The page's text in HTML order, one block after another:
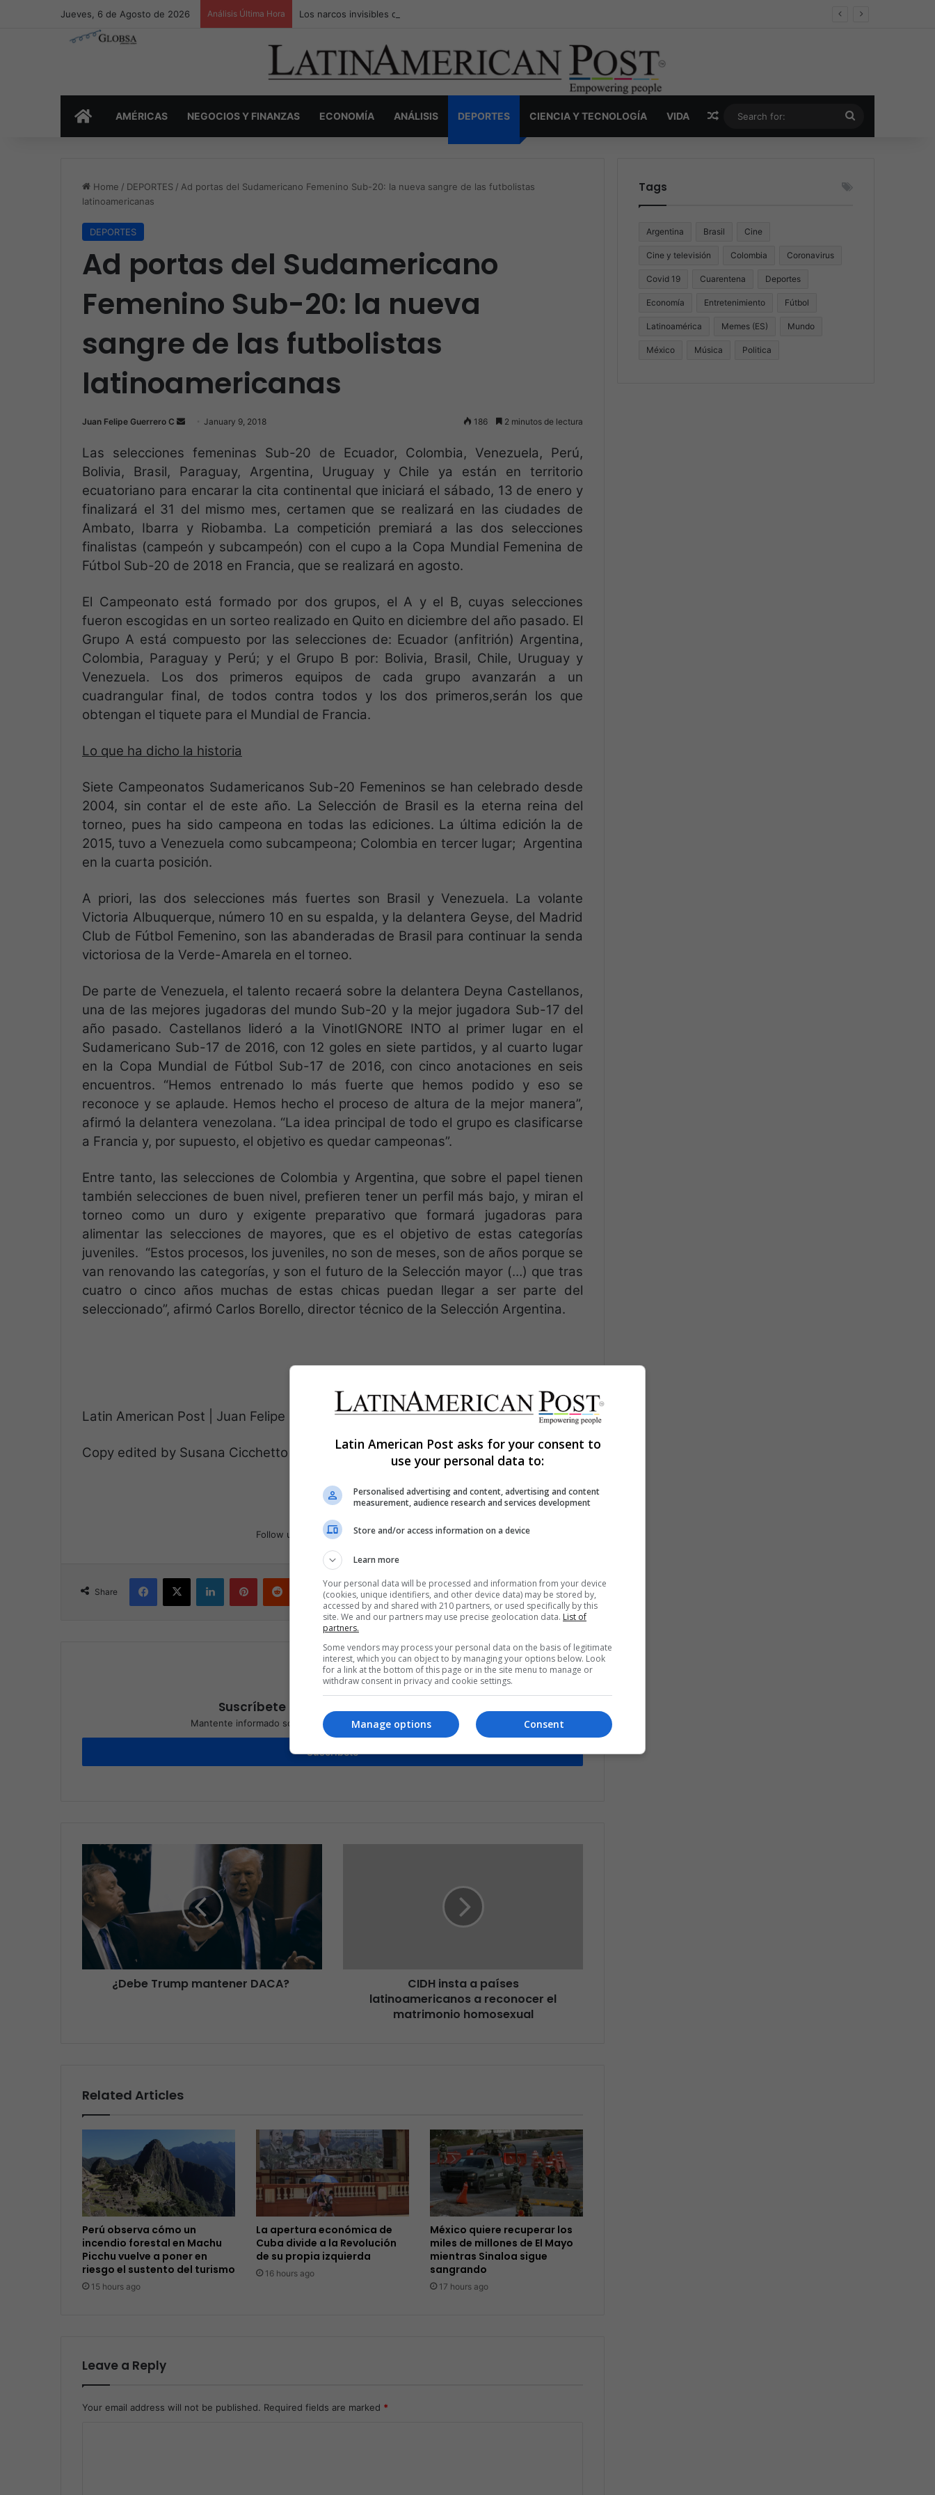
Jueves, 6 de Agosto de 2026 Análisis Última Hora Los narcos invisibles de Colombia: la guerra secreta por la verdad, el poder y la nueva economía de la droga
INICIOAMÉRICAS NEGOCIOS Y FINANZAS ECONOMÍA ANÁLISIS DEPORTES CIENCIA Y TECNOLOGÍA VIDA Random Article
for:
Home / DEPORTES / Ad portas del Sudamericano Femenino Sub-20: la nueva sangre de las futbolistas
latinoamericanas
DEPORTES
Ad portas del Sudamericano
Femenino Sub-20: la nueva
sangre de las futbolistas
latinoamericanas
Juan Felipe Guerrero C
d
a
n
m
i
January 9, 2018 186 2 minutos de lectura
Las selecciones femeninas Sub-20 de Ecuador, Colombia, Venezuela, Perú,
Bolivia, Brasil, Paraguay, Argentina, Uruguay y Chile ya están en territorio
ecuatoriano para encarar la cita continental que iniciará el sábado, 13 de enero y
finalizará el 31 del mismo mes, certamen que se realizará en las ciudades de
Ambato, Ibarra y Riobamba. La competición premiará a las dos selecciones
finalistas (campeón y subcampeón) con el cupo a la Copa Mundial Femenina de
Fútbol Sub-20 de 2018 en Francia, que se realizará en agosto.
El Campeonato está formado por dos grupos, el A y el B, cuyas selecciones
fueron escogidas en un sorteo realizado en Quito en diciembre del año pasado. El
Grupo A está compuesto por las selecciones de: Ecuador (anfitrión) Argentina,
Colombia, Paraguay y Perú; y el Grupo B por: Bolivia, Brasil, Chile, Uruguay y
Venezuela. Los dos primeros equipos de cada grupo avanzarán a un
cuadrangular final, de todos contra todos y los dos primeros,serán los que
obtengan el tiquete para el Mundial de Francia.
Lo que ha dicho la historia
Siete Campeonatos Sudamericanos Sub-20 Femeninos se han celebrado desde
2004, sin contar el de este año. La Selección de Brasil es la eterna reina del
torneo, pues ha sido campeona en todas las ediciones. La última edición la de
2015, tuvo a Venezuela como subcampeona; Colombia en tercer lugar; Argentina
en la cuarta posición.
A priori, las dos selecciones más fuertes son Brasil y Venezuela. La volante
Victoria Albuquerque, número 10 en su espalda, y la delantera Geyse, del Madrid
Club de Fútbol Femenino, son las abanderadas de Brasil para continuar la senda
victoriosa de la Verde-Amarela en el torneo.
De parte de Venezuela, el talento recaerá sobre la delantera Deyna Castellanos,
una de las mejores jugadoras del mundo Sub-20 y la mejor jugadora Sub-17 del
año pasado. Castellanos lideró a la VinotIGNORE INTO al primer lugar en el
Sudamericano Sub-17 de 2016, con 12 goles en siete partidos, y al cuarto lugar
en la Copa Mundial de Fútbol Sub-17 de 2016, con cinco anotaciones en seis
encuentros. “Hemos entrenado lo más fuerte que hemos podido y eso se
reconoce y se aplaude. Hemos hecho el proceso de altura de la mejor manera”,
afirmó la delantera venezolana. “La idea principal de todo el grupo es clasificarse
a Francia y, por supuesto, el objetivo es quedar campeonas”.
Entre tanto, las selecciones de Colombia y Argentina, que sobre el papel tienen
también selecciones de buen nivel, prefieren tener un perfil más bajo, y miran el
torneo como un duro y exigente preparativo que formará jugadoras para
alimentar las selecciones de mayores, que es el objetivo de estas categorías
juveniles. “Estos procesos, los juveniles, no son de meses, son de años porque se
van renovando las categorías, y son el futuro de la Selección mayor (…) que tras
cuatro o cinco años muchas de estas chicas puedan llegar a ser parte del
seleccionado”, afirmó Carlos Borello, director técnico de la Selección Argentina.
Latin American Post | Juan Felipe Guerrero
Copy edited by Susana Cicchetto
Follow us
Share
Compartir por correo electrónico
Suscríbete a nuestra lista de correos
Mantente informado sobre lo que está pasando en Latinoamérica
Suscríbete
¿Debe Trump mantener DACA?
CIDH insta a países
latinoamericanos a reconocer el
matrimonio homosexual
Related Articles
Perú observa cómo un
incendio forestal en Machu
Picchu vuelve a poner en
riesgo el sustento del turismo
15 hours ago
La apertura económica de
Cuba divide a la Revolución
de su propia izquierda
16 hours ago
México quiere recuperar los
miles de millones de El Mayo
mientras Sinaloa sigue
sangrando
17 hours ago
Leave a Reply
Your email address will not be published. Required fields are marked *
Tags
Argentina Brasil Cine
Cine y televisión Colombia Coronavirus
Covid 19 Cuarentena Deportes
Economía Entretenimiento Fútbol
Latinoamérica Memes (ES) Mundo
México Música Politica
Latin American Post asks for your consent to
use your personal data to:
Personalised advertising and content, advertising and content
measurement, audience research and services development
Store and/or access information on a device
Learn more
Your personal data will be processed and information from your device
(cookies, unique identifiers, and other device data) may be stored by,
accessed by and shared with 210 partners, or used specifically by this
site. We and our partners may use precise geolocation data. List of
partners.
Some vendors may process your personal data on the basis of legitimate
interest, which you can object to by managing your options below. Look
for a link at the bottom of this page or in the site menu to manage or
withdraw consent in privacy and cookie settings.
Consent
Manage options